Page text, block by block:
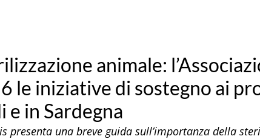
animale:
le iniziative di sostegno ai
in Sardegna
presenta una breve guida sull’importanza della